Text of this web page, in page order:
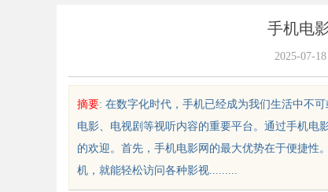
sc
手机电
2025-07-18
摘要: 在数字化时代，手机已经成为我们生活中不
电影、电视剧等视听内容的重要平台。通过手机电
的欢迎。首先，手机电影网的最大优势在于便捷性
机，就能轻松访问各种影视.........
婉灵动，一眼万年！久匠量身定制